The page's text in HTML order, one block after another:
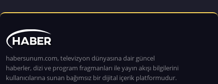
habersunum.com, televizyon dünyasına dair güncel
haberler, dizi ve program fragmanları ile yayın akışı bilgilerini
kullanıcılarına sunan bağımsız bir dijital içerik platformudur.